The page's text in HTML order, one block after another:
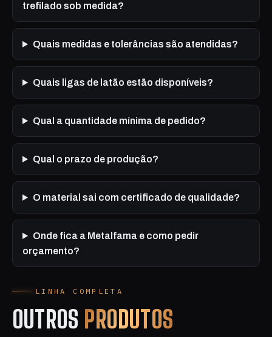
trefilado sob medida?
Quais medidas e tolerâncias são atendidas?
Quais ligas de latão estão disponíveis?
Qual a quantidade mínima de pedido?
Qual o prazo de produção?
O material sai com certificado de qualidade?
Onde fica a Metalfama e como pedir
orçamento?
LINHA COMPLETA
OUTROS PRODUTOS